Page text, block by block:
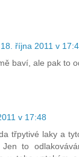
18. října 2011 v
baví, ale pak to
v 17:48
třpytivé laky a
to